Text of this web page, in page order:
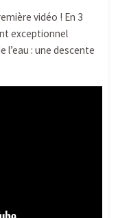
vidéo ! En 3
exceptionnel
l’eau : une descente